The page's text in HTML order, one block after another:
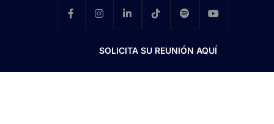
SOLICITA SU REUNIÓN AQUÍ